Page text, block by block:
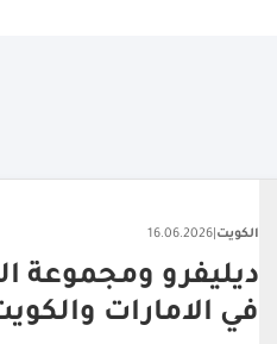
مطعم "جونتوس"
بافتتاح فرع جديد